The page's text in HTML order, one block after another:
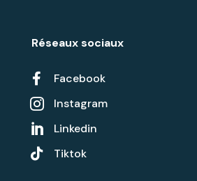
Réseaux sociaux
 Facebook
 Instagram

Linkedin

Tiktok